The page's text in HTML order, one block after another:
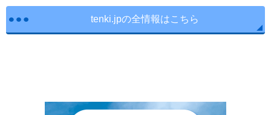
tenki.jpの全情報はこちら